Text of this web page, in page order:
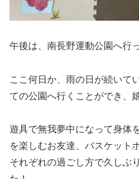
午後は、南長野運動公園へ行
ここ何日か、雨の日が続いて
ての公園へ行くことができ、
遊具で無我夢中になって身体
を楽しむお友達、バスケット
それぞれの過ごし方で久しぶ